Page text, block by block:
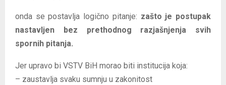
onda se postavlja logično pitanje: zašto je postupak
nastavljen bez prethodnog razjašnjenja svih
spornih pitanja.
Jer upravo bi VSTV BiH morao biti institucija koja:
– zaustavlja svaku sumnju u zakonitost